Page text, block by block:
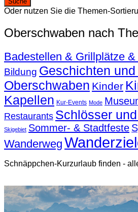
Oder nutzen Sie die Themen-
Oberschwaben nach
Badestellen & Grillplätze &
Bildung Geschichten
Oberschwaben Kinder
Kapellen Kur-Events Mode
Restaurants Schlösser
Skigebiet Sommer- & Stadtfeste
Wanderweg
Schnäppchen-Kurzurlaub finden -